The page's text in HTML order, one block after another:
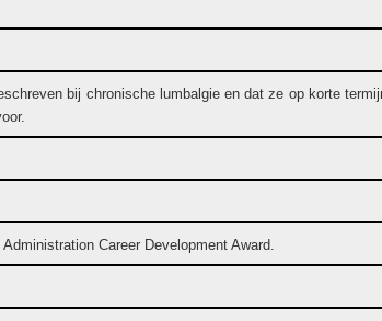
bij chronische lumbalgie en dat ze op korte
Career Development Award.